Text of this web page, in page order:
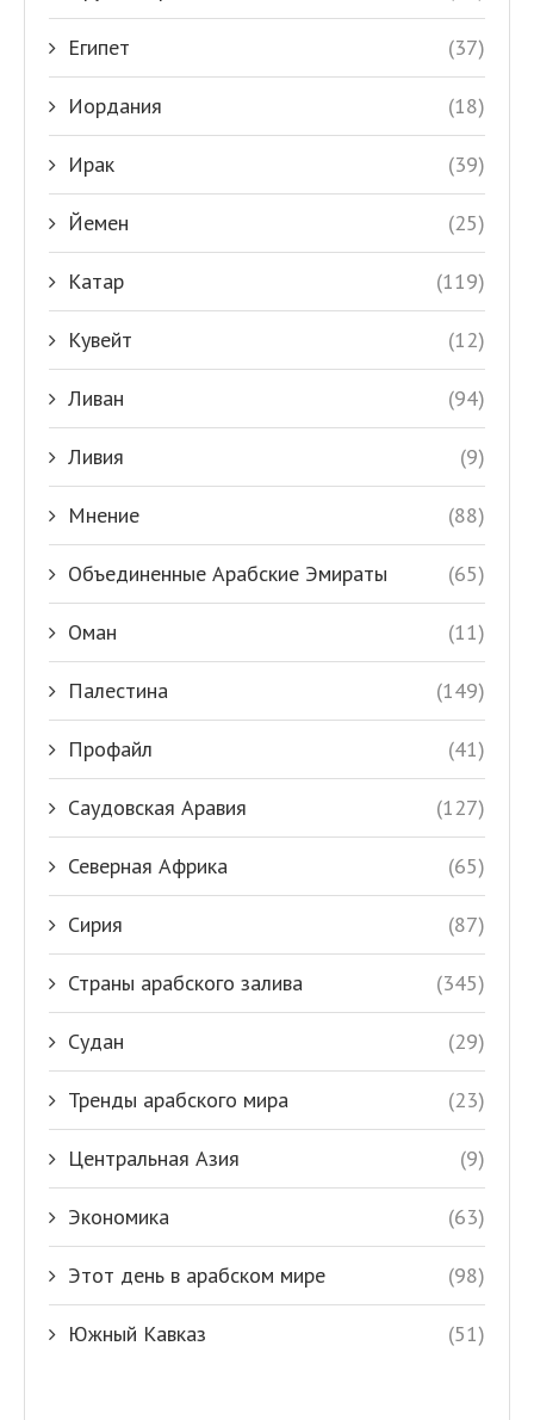
Египет (37)
Иордания (18)
Ирак (39)
Йемен (25)
Катар (119)
Кувейт (12)
Ливан (94)
Ливия (9)
Мнение (88)
Объединенные Арабские Эмираты (65)
Оман (11)
Палестина (149)
Профайл (41)
Саудовская Аравия (127)
Северная Африка (65)
Сирия (87)
Страны арабского залива (345)
Судан (29)
Тренды арабского мира (23)
Центральная Азия (9)
Экономика (63)
Этот день в арабском мире (98)
Южный Кавказ (51)